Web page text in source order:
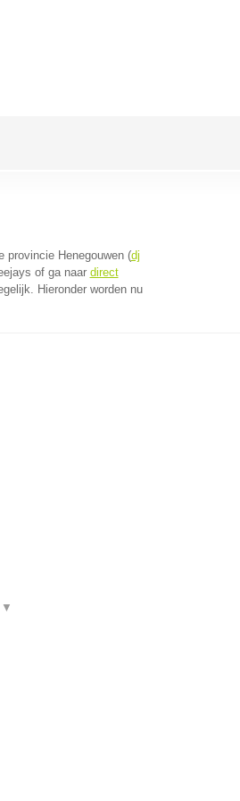
provincie Henegouwen (dj
of ga naar direct
Hieronder worden nu
▼